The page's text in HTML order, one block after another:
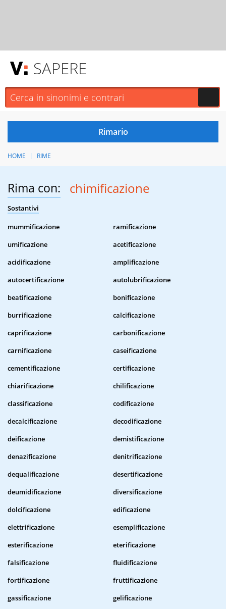
SAPERE
HOME RIME
Rima con: chimificazione
Sostantivi
mummificazione
ramificazione
umificazione
acetificazione
acidificazione
amplificazione
autocertificazione
autolubrificazione
beatificazione
bonificazione
burrificazione
calcificazione
caprificazione
carbonificazione
carnificazione
caseificazione
cementificazione
certificazione
chiarificazione
chilificazione
classificazione
codificazione
decalcificazione
decodificazione
deificazione
demistificazione
denazificazione
denitrificazione
dequalificazione
desertificazione
deumidificazione
diversificazione
dolcificazione
edificazione
elettrificazione
esemplificazione
esterificazione
eterificazione
falsificazione
fluidificazione
fortificazione
fruttificazione
gassificazione
gelificazione